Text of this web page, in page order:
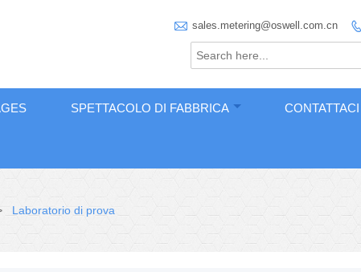
 sales.metering@oswell.com.cn 
SPETTACOLO DI FABBRICA CONTATTACI
Laboratorio di prova